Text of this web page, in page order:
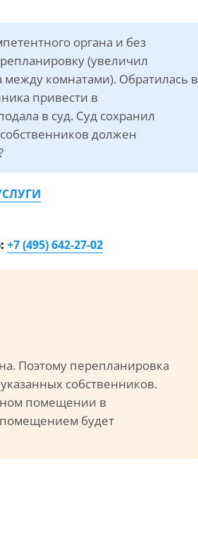
органа и без
(увеличил
между комнатами). Обратилась в
привести в
в суд. Суд сохранил
должен
+7 (495) 642-27-02
Поэтому перепланировка
собственников.
помещении в
помещением будет